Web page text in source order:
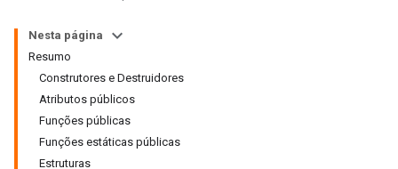
Nesta página
Resumo
Construtores e Destruidores
Atributos públicos
Funções públicas
Funções estáticas públicas
Estruturas